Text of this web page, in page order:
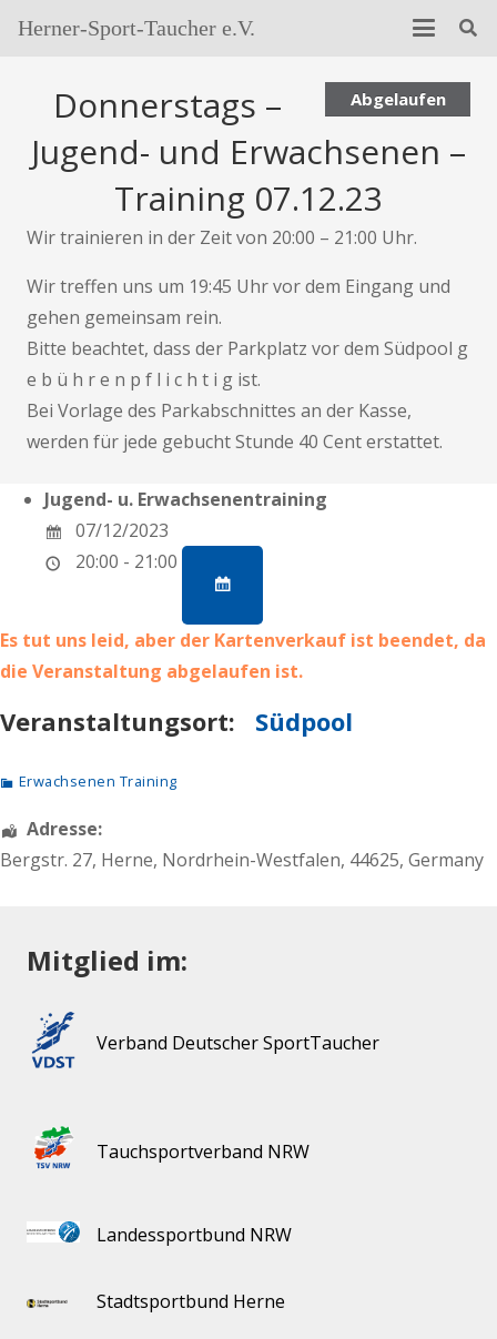
Herner-Sport-Taucher e.V.
Abgelaufen
Donnerstags –
Jugend- und Erwachsenen –
Training 07.12.23
Wir trainieren in der Zeit von 20:00 – 21:00 Uhr.
Wir treffen uns um 19:45 Uhr vor dem Eingang und
gehen gemeinsam rein.
Bitte beachtet, dass der Parkplatz vor dem Südpool g
e b ü h r e n p f l i c h t i g ist.
Bei Vorlage des Parkabschnittes an der Kasse,
werden für jede gebucht Stunde 40 Cent erstattet.
Jugend- u. Erwachsenentraining
07/12/2023
20:00 - 21:00
Es tut uns leid, aber der Kartenverkauf ist beendet, da
die Veranstaltung abgelaufen ist.
Veranstaltungsort: Südpool
Erwachsenen Training
Adresse:
Bergstr. 27, Herne, Nordrhein-Westfalen, 44625, Germany
Mitglied im:
Verband Deutscher SportTaucher
Tauchsportverband NRW
Landessportbund NRW
Stadtsportbund Herne